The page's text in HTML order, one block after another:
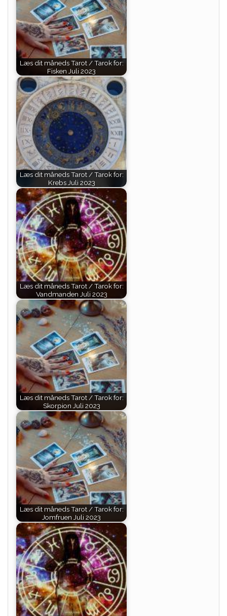
Læs dit måneds Tarot / Tarok for:
Fisken Juli 2023
Læs dit måneds Tarot / Tarok for:
Krebs Juli 2023
Læs dit måneds Tarot / Tarok for:
Vandmanden Juli 2023
Læs dit måneds Tarot / Tarok for:
Skorpion Juli 2023
Læs dit måneds Tarot / Tarok for:
Jomfruen Juli 2023